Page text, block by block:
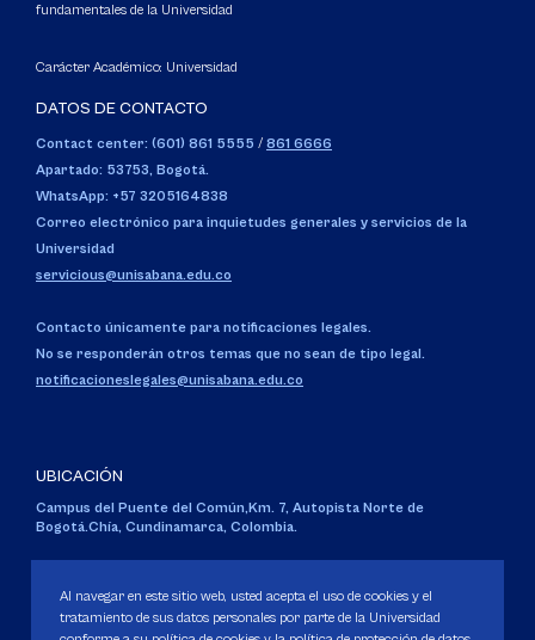
fundamentales de la Universidad
Carácter Académico: Universidad
DATOS DE CONTACTO
Contact center: (601) 861 5555 / 861 6666
Apartado: 53753, Bogotá.
WhatsApp: +57 3205164838
Correo electrónico para inquietudes generales y servicios de la
Universidad
servicious@unisabana.edu.co
Contacto únicamente para notificaciones legales.
No se responderán otros temas que no sean de tipo legal.
notificacioneslegales@unisabana.edu.co
UBICACIÓN
Campus del Puente del Común,Km. 7, Autopista Norte de
Bogotá.Chía, Cundinamarca, Colombia.
Personería Jurídica:Resolución 130 del 14 de enero de 1980.
Ministerio de Educación Nacional.
Al navegar en este sitio web, usted acepta el uso de cookies y el
tratamiento de sus datos personales por parte de la Universidad